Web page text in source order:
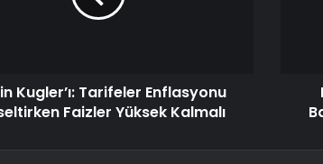
Kugler’ı: Tarifeler Enflasyonu
Faizler Yüksek Kalmalı